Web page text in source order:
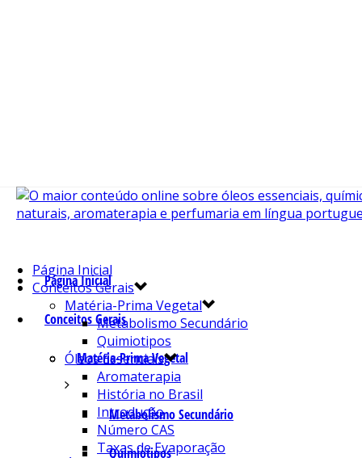
Página Inicial
Conceitos Gerais
Matéria-Prima Vegetal
Metabolismo Secundário
Quimiotipos
Página Inicial
Conceitos Gerais
Matéria-Prima Vegetal
Metabolismo Secundário
Quimiotipos
Óleos Essenciais
Aromaterapia
História no Brasil
Introdução
Número CAS
Taxas de Evaporação